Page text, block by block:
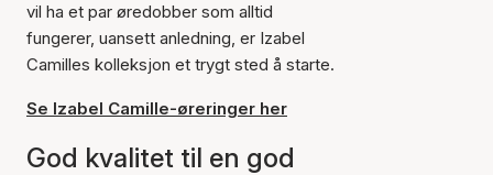
vil ha et par øredobber som alltid
fungerer, uansett anledning, er Izabel
Camilles kolleksjon et trygt sted å starte.
Se Izabel Camille-øreringer her
God kvalitet til en god